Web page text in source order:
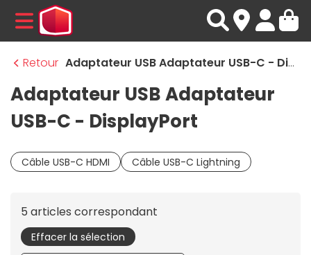
MENU
Retour
Adaptateur USB Adaptateur USB-C - DisplayPort
Adaptateur USB Adaptateur
USB-C - DisplayPort
Câble USB-C HDMI Câble USB-C Lightning
5 articles correspondant
Effacer la sélection